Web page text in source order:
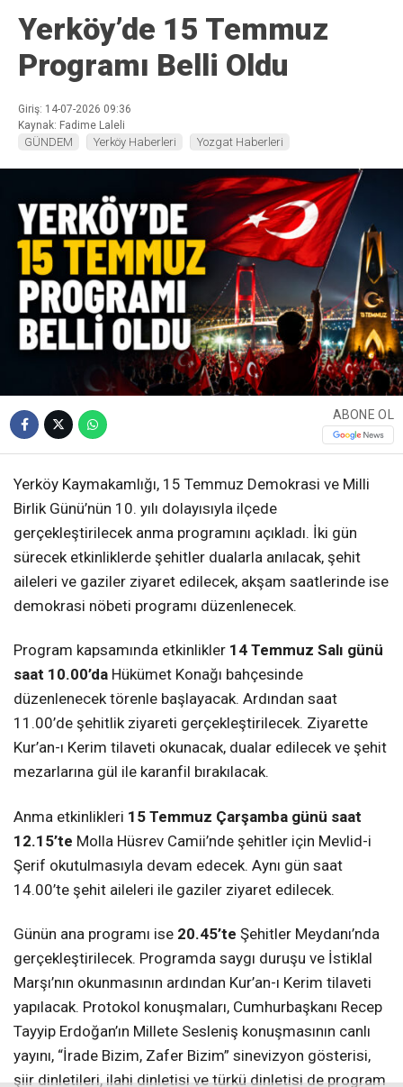
Yerköy’de 15 Temmuz
Programı Belli Oldu
Giriş: 14-07-2026 09:36
Kaynak: Fadime Laleli
GÜNDEM Yerköy Haberleri Yozgat Haberleri
ABONE OL
Yerköy Kaymakamlığı, 15 Temmuz Demokrasi ve Milli
Birlik Günü’nün 10. yılı dolayısıyla ilçede
gerçekleştirilecek anma programını açıkladı. İki gün
sürecek etkinliklerde şehitler dualarla anılacak, şehit
aileleri ve gaziler ziyaret edilecek, akşam saatlerinde ise
demokrasi nöbeti programı düzenlenecek.
Program kapsamında etkinlikler 14 Temmuz Salı günü
saat 10.00’da Hükümet Konağı bahçesinde
düzenlenecek törenle başlayacak. Ardından saat
11.00’de şehitlik ziyareti gerçekleştirilecek. Ziyarette
Kur’an-ı Kerim tilaveti okunacak, dualar edilecek ve şehit
mezarlarına gül ile karanfil bırakılacak.
Anma etkinlikleri 15 Temmuz Çarşamba günü saat
12.15’te Molla Hüsrev Camii’nde şehitler için Mevlid-i
Şerif okutulmasıyla devam edecek. Aynı gün saat
14.00’te şehit aileleri ile gaziler ziyaret edilecek.
Günün ana programı ise 20.45’te Şehitler Meydanı’nda
gerçekleştirilecek. Programda saygı duruşu ve İstiklal
Marşı’nın okunmasının ardından Kur’an-ı Kerim tilaveti
yapılacak. Protokol konuşmaları, Cumhurbaşkanı Recep
Tayyip Erdoğan’ın Millete Sesleniş konuşmasının canlı
yayını, “İrade Bizim, Zafer Bizim” sinevizyon gösterisi,
şiir dinletileri, ilahi dinletisi ve türkü dinletisi de program